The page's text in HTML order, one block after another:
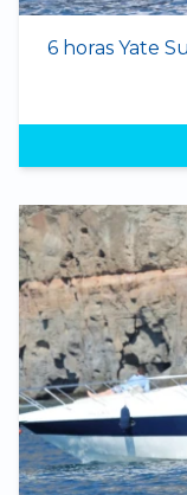
6 horas Yate